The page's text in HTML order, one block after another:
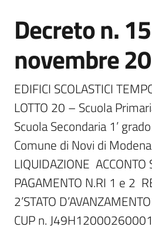
Decreto n.
novembre
EDIFICI SCOLASTICI
LOTTO 20 – Scuola
Scuola Secondaria 1’
Comune di Novi di
LIQUIDAZIONE  ACCONTO
PAGAMENTO N.RI 1 e 2
2’STATO
CUP n.